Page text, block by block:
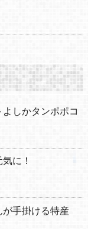
しかタンポポコ
に！
手掛ける特産